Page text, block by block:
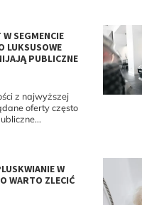
SEGMENCIE
LUKSUSOWE
PUBLICZNE
z najwyższej
oferty często
W
WARTO ZLECIĆ